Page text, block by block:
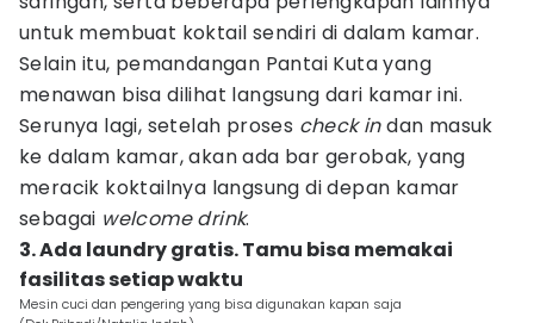
untuk membuat koktail sendiri di dalam kamar.
Selain itu, pemandangan Pantai Kuta yang
menawan bisa dilihat langsung dari kamar ini.
Serunya lagi, setelah proses check indan masuk
ke dalam kamar, akan ada bar gerobak, yang
meracik koktailnya langsung di depan kamar
sebagai welcome drink.
3. Ada laundry gratis. Tamu bisa memakai
fasilitas setiap waktu
Mesin cuci dan pengering yang bisa digunakan kapan saja